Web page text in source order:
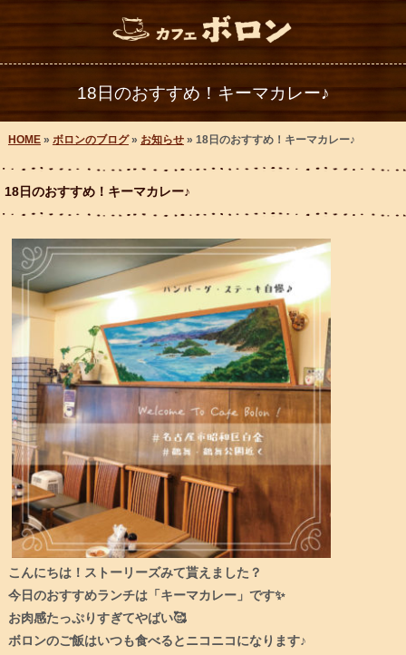
18日のおすすめ！キーマカレー♪
HOME» ボロンのブログ» お知らせ» 18日のおすすめ！キーマカレー♪
18日のおすすめ！キーマカレー♪
こんにちは！ストーリーズみて貰えました？
今日のおすすめランチは「キーマカレー」です✨
お肉感たっぷりすぎてやばい🥰
ボロンのご飯はいつも食べるとニコニコになります♪